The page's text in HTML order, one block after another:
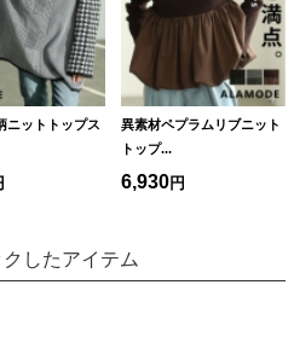
ニットトップス
異素材ペプラムリブニット
トップ...
6,930
したアイテム